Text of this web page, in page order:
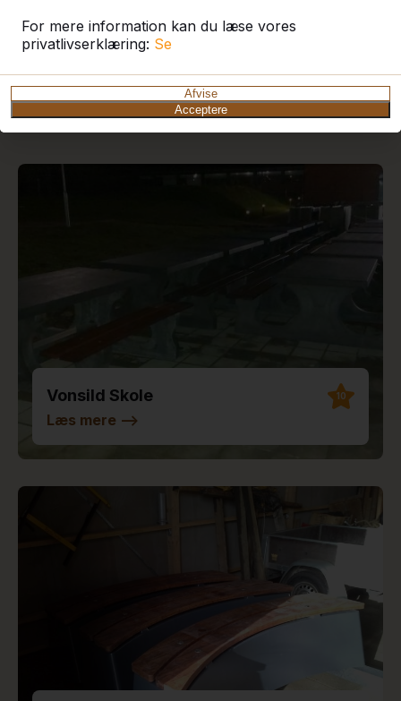
For mere information kan du læse vores
privatlivserklæring: Se
Afvise
Acceptere
De seneste leveringer og
anmeldelser
Vonsild Skole 10
Læs mere -->